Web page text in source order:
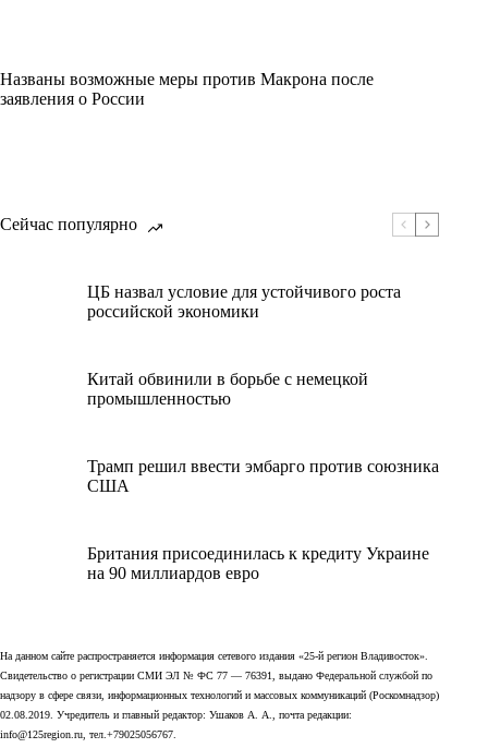
Названы возможные меры против Макрона после
заявления о России
Сейчас популярно
ЦБ назвал условие для устойчивого роста
российской экономики
Китай обвинили в борьбе с немецкой
промышленностью
Трамп решил ввести эмбарго против союзника
США
Британия присоединилась к кредиту Украине
на 90 миллиардов евро
На данном сайте распространяется информация сетевого издания «25-й регион Владивосток».
Свидетельство о регистрации СМИ ЭЛ № ФС 77 — 76391, выдано Федеральной службой по
надзору в сфере связи, информационных технологий и массовых коммуникаций (Роскомнадзор)
02.08.2019. Учредитель и главный редактор: Ушаков А. А., почта редакции:
info@125region.ru, тел.+79025056767.